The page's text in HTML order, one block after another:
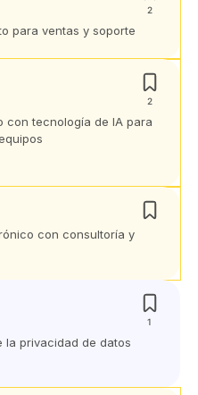
2
para ventas y soporte
2
con tecnología de IA para
con consultoría y
1
la privacidad de datos